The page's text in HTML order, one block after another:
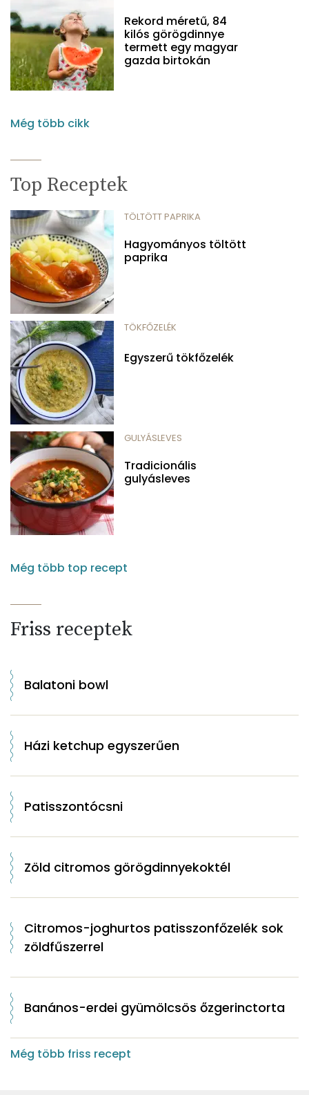
Rekord méretű, 84
kilós görögdinnye
termett egy magyar
gazda birtokán
Még több cikk
Top Receptek
TÖLTÖTT PAPRIKA
Hagyományos töltött
paprika
TÖKFŐZELÉK
Egyszerű tökfőzelék
GULYÁSLEVES
Tradicionális
gulyásleves
Még több top recept
Friss receptek
Balatoni bowl
Házi ketchup egyszerűen
Patisszontócsni
Zöld citromos görögdinnyekoktél
Citromos-joghurtos patisszonfőzelék sok
zöldfűszerrel
Banános-erdei gyümölcsös őzgerinctorta
Még több friss recept